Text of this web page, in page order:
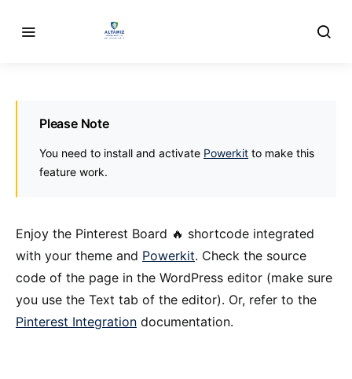
Please Note
You need to install and activate Powerkit to make this
feature work.
Enjoy the Pinterest Board 🔥 shortcode integrated
with your theme and Powerkit. Check the source
code of the page in the WordPress editor (make sure
you use the Text tab of the editor). Or, refer to the
Pinterest Integration documentation.